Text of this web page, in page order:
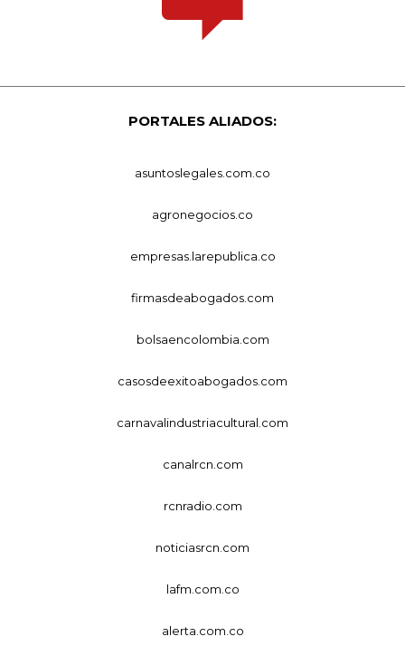
PORTALES ALIADOS:
asuntoslegales.com.co
agronegocios.co
empresas.larepublica.co
firmasdeabogados.com
bolsaencolombia.com
casosdeexitoabogados.com
carnavalindustriacultural.com
canalrcn.com
rcnradio.com
noticiasrcn.com
lafm.com.co
alerta.com.co